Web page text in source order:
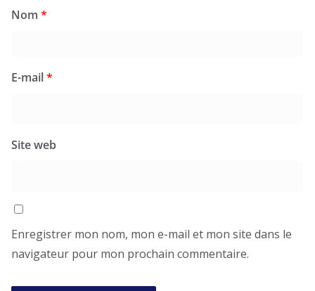
Nom *
E-mail*
Site web
Enregistrer mon nom, mon e-mail et mon site dans le
navigateur pour mon prochain commentaire.